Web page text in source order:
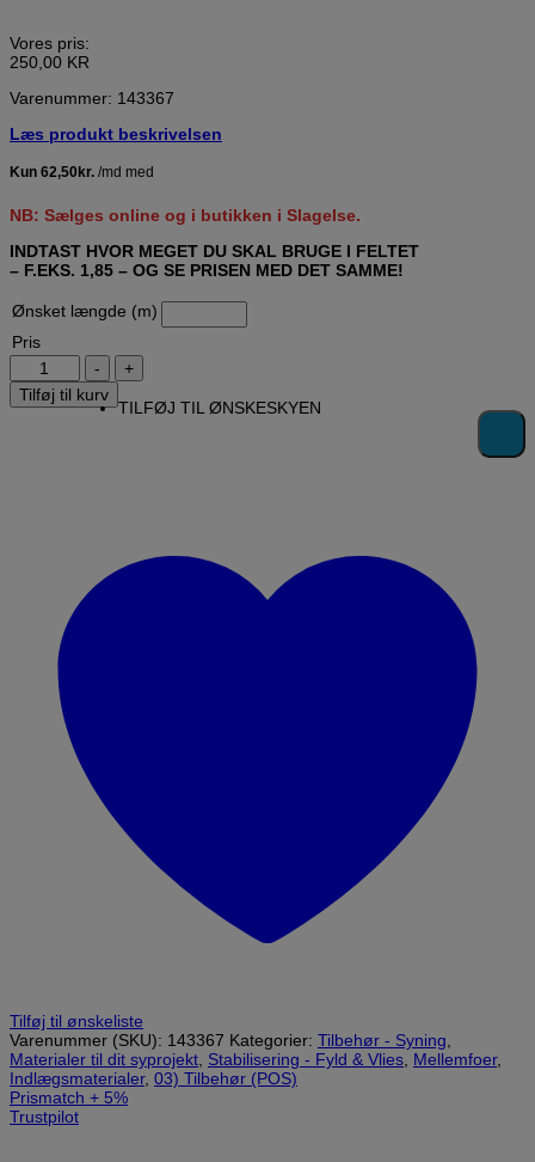
Vores pris:
250,00 KR
Varenummer: 143367
Læs produkt beskrivelsen
NB: Sælges online og i butikken i Slagelse.
INDTAST HVOR MEGET DU SKAL BRUGE I FELTET
– F.EKS. 1,85 – OG SE PRISEN MED DET SAMME!
Ønsket længde (m)
Pris
Hobbs
Heirloom®Premium
Wool
Tilføj til kurv
TILFØJ TIL ØNSKESKYEN
Tilføj til ønskeliste
Varenummer (SKU): 143367 Kategorier: Tilbehør - Syning
Materialer til dit syprojekt Stabilisering - Fyld & Vlies Mellemfoer,
Indlægsmaterialer, 03) Tilbehør (POS)
Prismatch + 5%
Trustpilot